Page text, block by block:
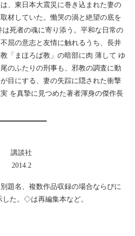
、東日本大震災に巻き込まれた妻の
材していた。慟哭の渦と絶望の底を
死者の魂に寄り添う。平和な日常の
屈の意志と友情に触れるうち、長井
「まほろば教」の暗部に肉 薄して ゆ
のふたりの刑事も、邪教の調査に動
目にする、妻の失踪に隠された衝撃
を真摯に見つめた著者渾身の傑作長
講談社
2014.2
題名、複数作品収録の場合ならびに
た。◇は再編集本など。